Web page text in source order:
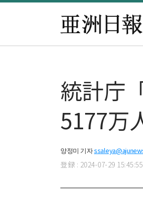
統計庁
5177万
양정미 기자
登録 : 2024-07-29 15:45:55